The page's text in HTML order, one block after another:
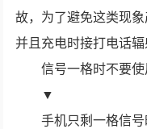
故，为了避免这类现
并且充电时接打电话
信号一格时不要使
▼
手机只剩一格信